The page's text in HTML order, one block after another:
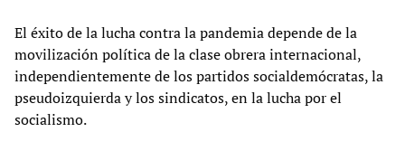
El éxito de la lucha contra la pandemia depende de la
movilización política de la clase obrera internacional,
independientemente de los partidos socialdemócratas, la
pseudoizquierda y los sindicatos, en la lucha por el
socialismo.